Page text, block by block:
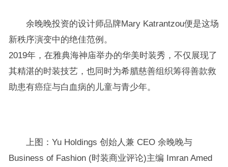
余晚晚投资的设计师品牌Mary Katrantzou便是这场
新秩序演变中的绝佳范例。
2019年，在雅典海神庙举办的华美时装秀，不仅展现了
其精湛的时装技艺，也同时为希腊慈善组织筹得善款救
助患有癌症与白血病的儿童与青少年。
上图：Yu Holdings 创始人兼 CEO 余晚晚与
Business of Fashion (时装商业评论)主编 Imran Amed